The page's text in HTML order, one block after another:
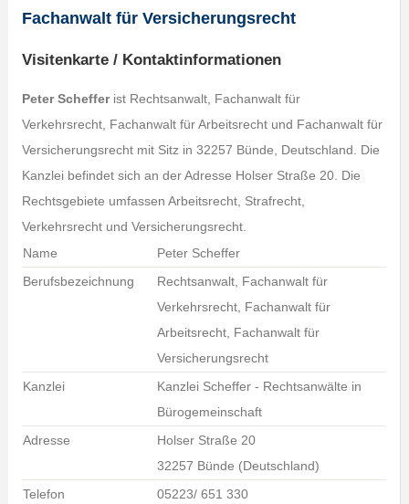
Fachanwalt für Versicherungsrecht
Visitenkarte / Kontaktinformationen
Peter Schefferist Rechtsanwalt, Fachanwalt für
Verkehrsrecht, Fachanwalt für Arbeitsrecht und Fachanwalt für
Versicherungsrecht mit Sitz in 32257 Bünde, Deutschland. Die
Kanzlei befindet sich an der Adresse Holser Straße 20. Die
Rechtsgebiete umfassen Arbeitsrecht, Strafrecht,
Verkehrsrecht und Versicherungsrecht.
Name
Peter Scheffer
Berufsbezeichnung
Rechtsanwalt, Fachanwalt für
Verkehrsrecht, Fachanwalt für
Arbeitsrecht, Fachanwalt für
Versicherungsrecht
Kanzlei
Kanzlei Scheffer - Rechtsanwälte in
Bürogemeinschaft
Adresse
Holser Straße 20
32257 Bünde (Deutschland)
Telefon
05223/ 651 330